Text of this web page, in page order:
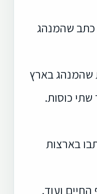
כתב שהמנהג
שהמנהג בארץ
כוסות.
בארצות
ועוד.